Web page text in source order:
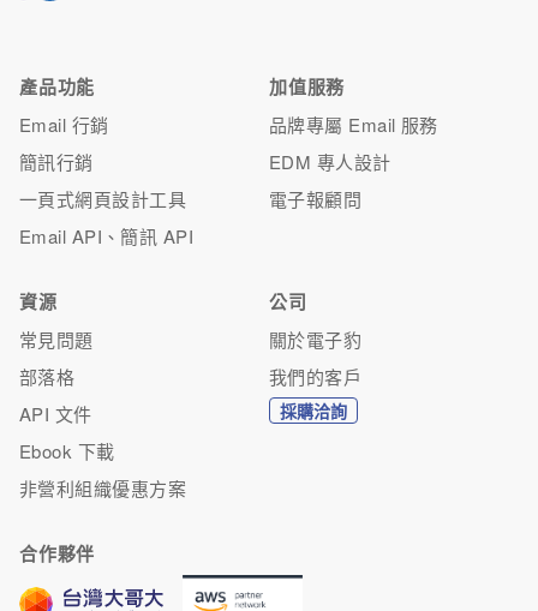
產品功能
Email 行銷
簡訊行銷
一頁式網頁設計工具
Email API、簡訊 API
加值服務
品牌專屬 Email 服務
EDM 專人設計
電子報顧問
資源
常見問題
部落格
API 文件
Ebook 下載
非營利組織優惠方案
公司
關於電子豹
我們的客戶
採購洽詢
合作夥伴